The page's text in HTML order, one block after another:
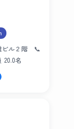
ビル２階 📞
名